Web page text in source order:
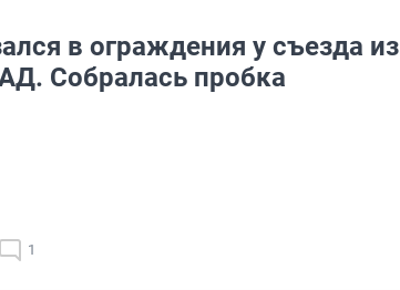
в ограждения у съезда из
Собралась пробка
1